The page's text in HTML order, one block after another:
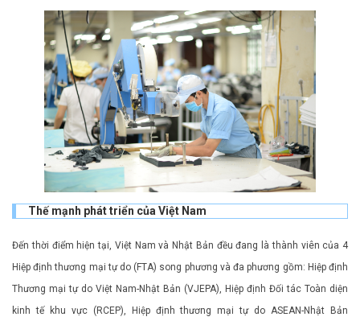
Thế mạnh phát triển của Việt Nam
Đến thời điểm hiện tại, Việt Nam và Nhật Bản đều đang là thành viên của 4
Hiệp định thương mại tự do (FTA) song phương và đa phương gồm: Hiệp định
Thương mại tự do Việt Nam-Nhật Bản (VJEPA), Hiệp định Đối tác Toàn diện
kinh tế khu vực (RCEP), Hiệp định thương mại tự do ASEAN-Nhật Bản